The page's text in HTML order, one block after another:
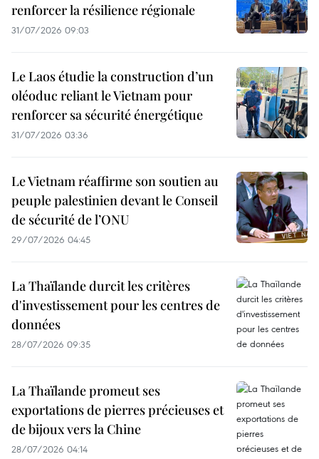
renforcer la résilience régionale
31/07/2026 09:03
Le Laos étudie la construction d’un
oléoduc reliant le Vietnam pour
renforcer sa sécurité énergétique
31/07/2026 03:36
Le Vietnam réaffirme son soutien au
peuple palestinien devant le Conseil
de sécurité de l’ONU
29/07/2026 04:45
La Thaïlande durcit les critères
d'investissement pour les centres de
données
28/07/2026 09:35
La Thaïlande promeut ses
exportations de pierres précieuses et
de bijoux vers la Chine
28/07/2026 04:14